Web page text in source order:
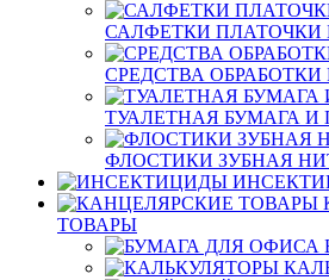
САЛФЕТКИ
СРЕДСТВА ОБРАБОТКИ
ТУАЛЕТНАЯ БУМАГА И
ФЛОСТИКИ ЗУБНАЯ
ТОВАРЫ